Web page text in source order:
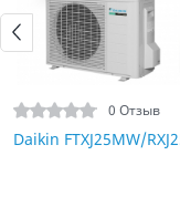
0 Отзыв
Daikin FTXJ25MW/